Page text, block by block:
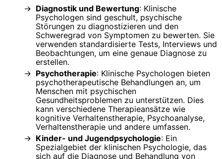
Diagnostik und Bewertung: Klinische
Psychologen sind geschult, psychische
Störungen zu diagnostizieren und den
Schweregrad von Symptomen zu bewerten. Sie
verwenden standardisierte Tests, Interviews und
Beobachtungen, um eine genaue Diagnose zu
erstellen.
Psychotherapie: Klinische Psychologen bieten
psychotherapeutische Behandlungen an, um
Menschen mit psychischen
Gesundheitsproblemen zu unterstützen. Dies
kann verschiedene Therapieansätze wie
kognitive Verhaltenstherapie, Psychoanalyse,
Verhaltenstherapie und andere umfassen.
Kinder- und Jugendpsychologie: Ein
Spezialgebiet der klinischen Psychologie, das
sich auf die Diagnose und Behandlung von